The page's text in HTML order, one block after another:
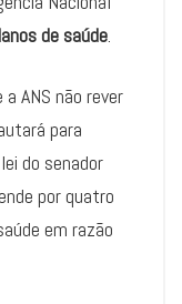
de saúde.
ANS não rever
para
do senador
por quatro
em razão